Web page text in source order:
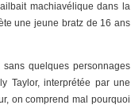
machiavélique dans la
une jeune bratz de 16 ans
quelques personnages
Taylor, interprétée par une
on comprend mal pourquoi